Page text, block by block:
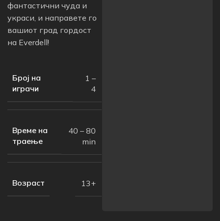
фантастични чуда и
украси, и направете го
вашиот град гордост
на Everdell!
Број на
играчи
1 –
4
Време на
траење
40 – 80
min
Возраст 13+